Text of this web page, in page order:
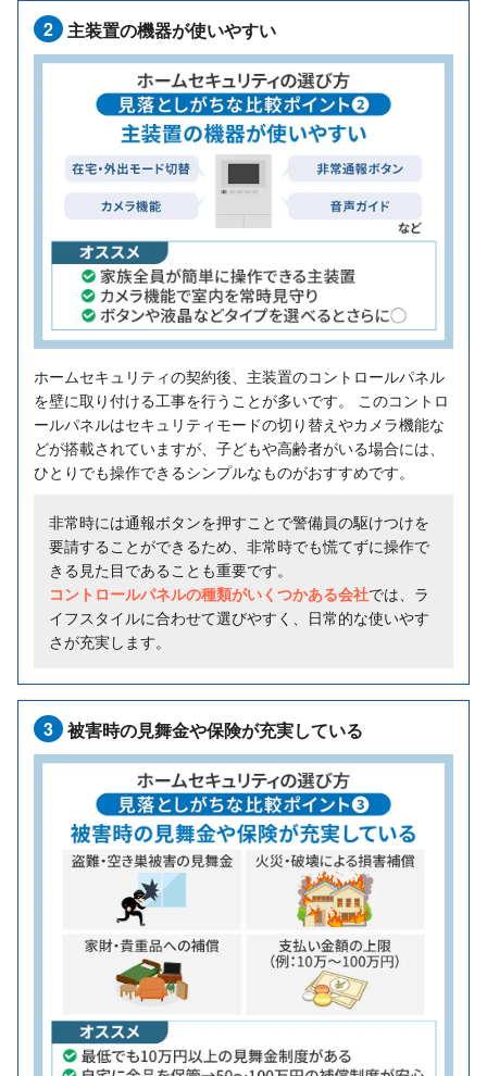
2 主装置の機器が使いやすい
ホームセキュリティの契約後、主装置のコントロールパネル
を壁に取り付ける工事を行うことが多いです。 このコントロ
ールパネルはセキュリティモードの切り替えやカメラ機能な
どが搭載されていますが、子どもや高齢者がいる場合には、
ひとりでも操作できるシンプルなものがおすすめです。
非常時には通報ボタンを押すことで警備員の駆けつけを
要請することができるため、非常時でも慌てずに操作で
きる見た目であることも重要です。
コントロールパネルの種類がいくつかある会社では、ラ
イフスタイルに合わせて選びやすく、日常的な使いやす
さが充実します。
3 被害時の見舞金や保険が充実している